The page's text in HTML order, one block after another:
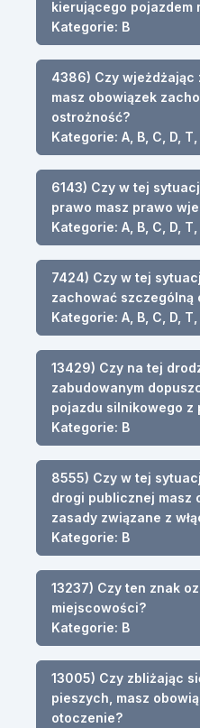
kierującego pojazdem
Kategorie: B
4386) Czy wjeżdżając
masz obowiązek
ostrożność?
Kategorie: A, B, C, D, T,
6143) Czy w tej
prawo masz prawo
Kategorie: A, B, C, D, T,
7424) Czy w tej
zachować szczególną
Kategorie: A, B, C, D, T,
13429) Czy na tej
zabudowanym
pojazdu silnikowego z
Kategorie: B
8555) Czy w tej
drogi publicznej masz
zasady związane z
Kategorie: B
13237) Czy ten znak
miejscowości?
Kategorie: B
13005) Czy zbliżając
pieszych, masz
otoczenie?